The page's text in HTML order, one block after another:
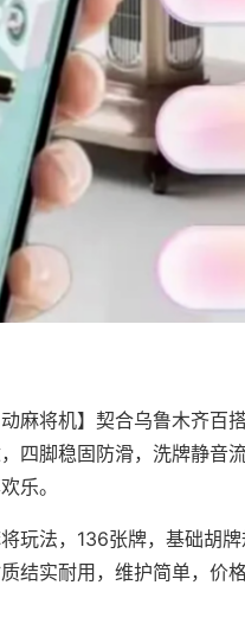
动麻将机】契合乌鲁木齐百
四脚稳固防滑，洗牌静音
乐。
玩法，136张牌，基础胡
结实耐用，维护简单，价